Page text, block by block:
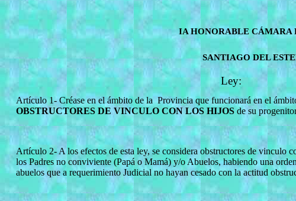
IA HONORABLECÁMARA
SANTIAGO DEL
Ley:
Artículo 1- Créase en el ámbito de la Provincia que funcionará en el
OBSTRUCTORES DE VINCULO CON LOS HIJOSde su
Artículo 2- A los efectos de esta ley, se considera obstructores de vinculo
los Padres no conviviente (Papá o Mamá) y/o Abuelos, habiendo una
abuelos que a requerimiento Judicial no hayan cesado con la actitud